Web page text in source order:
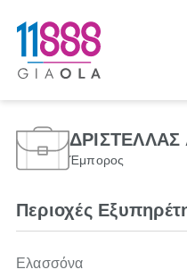
Έμπορος
Περιοχές
Ελασσόνα